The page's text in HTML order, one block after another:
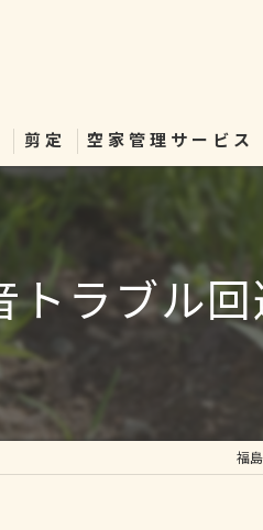
剪定 空家管理サービス
トラブル
福